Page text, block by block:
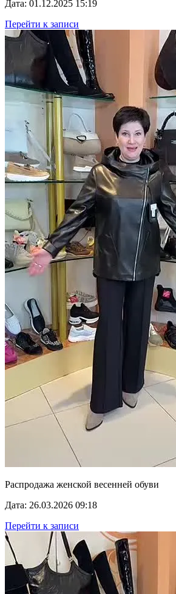
Дата: 01.12.2025 15:19
Перейти к записи
Распродажа женской весенней обуви
Дата: 26.03.2026 09:18
Перейти к записи